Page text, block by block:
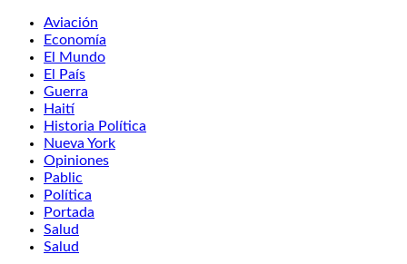
Aviación
Economía
El Mundo
El País
Guerra
Haití
Historia Política
Nueva York
Opiniones
Pablic
Política
Portada
Salud
Salud